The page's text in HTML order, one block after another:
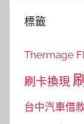
標籤
Thermage
刷卡換現
台中汽車借